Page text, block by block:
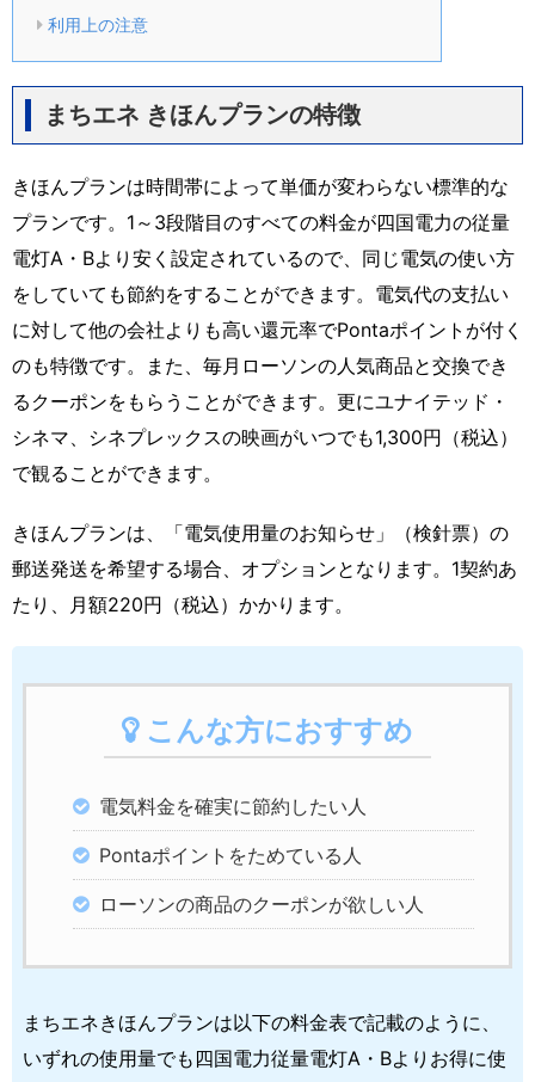
利用上の注意
まちエネ きほんプランの特徴
きほんプランは時間帯によって単価が変わらない標準的な
プランです。1～3段階目のすべての料金が四国電力の従量
電灯A・Bより安く設定されているので、同じ電気の使い方
をしていても節約をすることができます。電気代の支払い
に対して他の会社よりも高い還元率でPontaポイントが付く
のも特徴です。また、毎月ローソンの人気商品と交換でき
るクーポンをもらうことができます。更にユナイテッド・
シネマ、シネプレックスの映画がいつでも1,300円（税込）
で観ることができます。
きほんプランは、「電気使用量のお知らせ」（検針票）の
郵送発送を希望する場合、オプションとなります。1契約あ
たり、月額220円（税込）かかります。
こんな方におすすめ
電気料金を確実に節約したい人
Pontaポイントをためている人
ローソンの商品のクーポンが欲しい人
まちエネきほんプランは以下の料金表で記載のように、
いずれの使用量でも四国電力従量電灯A・Bよりお得に使